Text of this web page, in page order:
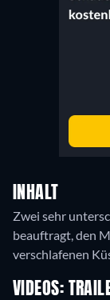
INHALT
Zwei sehr
beauftragt, den
verschlafenen
VIDEOS: